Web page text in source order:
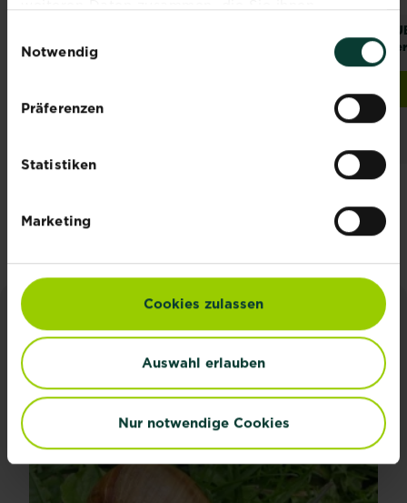
weiteren Daten zusammen, die Sie ihnen
Nutzung der Dienste gesammelt haben.
Notwendig
Präferenzen
Statistiken
Marketing
Cookies zulassen
Auswahl erlauben
Nur notwendige Cookies
Magisches Rasen-
Pflaster
Herbst Rasendünger
SUBSTRAL® Naturen®
INSPIRATION & RATGEBER
Alle Artikel entdecken